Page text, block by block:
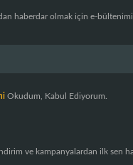
haberdar olmak için e-
Okudum, Kabul Ediyorum.
ve kampanyalardan ilk sen